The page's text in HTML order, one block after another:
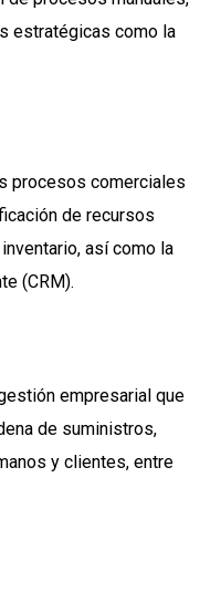
estratégicas como la
procesos comerciales
de recursos
así como la
(CRM).
empresarial que
de suministros,
y clientes, entre